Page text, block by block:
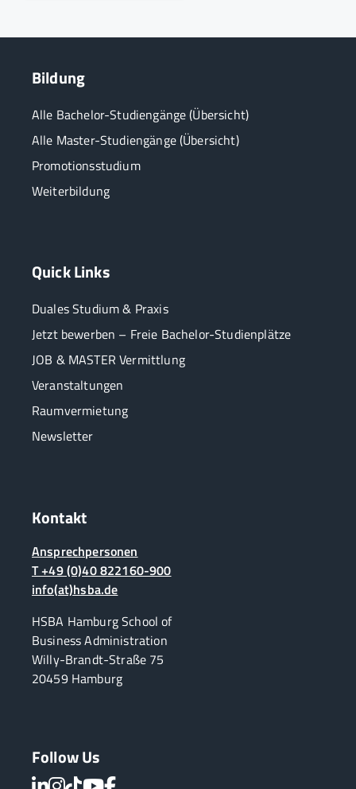
Bildung
Alle Bachelor-Studiengänge (Übersicht)
Alle Master-Studiengänge (Übersicht)
Promotionsstudium
Weiterbildung
Quick Links
Duales Studium & Praxis
Jetzt bewerben – Freie Bachelor-Studienplätze
JOB & MASTER Vermittlung
Veranstaltungen
Raumvermietung
Newsletter
Kontakt
Ansprechpersonen
T +49 (0)40 822160-900
info(at)hsba.de
HSBA Hamburg School of
Business Administration
Willy-Brandt-Straße 75
20459 Hamburg
Follow Us